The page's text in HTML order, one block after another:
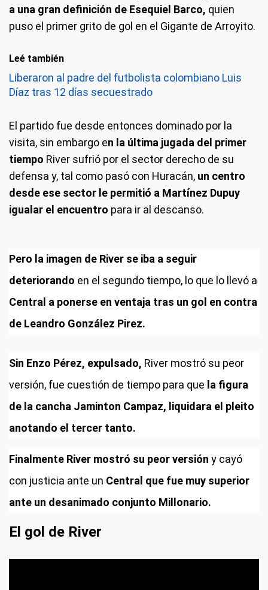
a una gran definición de Esequiel Barco, quien
puso el primer grito de gol en el Gigante de Arroyito.
Leé también
Liberaron al padre del futbolista colombiano Luis
Díaz tras 12 días secuestrado
El partido fue desde entonces dominado por la
visita, sin embargo en la última jugada del primer
tiempo River sufrió por el sector derecho de su
defensa y, tal como pasó con Huracán, un centro
desde ese sector le permitió a Martínez Dupuy
igualar el encuentro para ir al descanso.
Pero la imagen de River se iba a seguir
deteriorando en el segundo tiempo, lo que lo llevó a
Central a ponerse en ventaja tras un gol en contra
de Leandro González Pirez.
Sin Enzo Pérez, expulsado, River mostró su peor
versión, fue cuestión de tiempo para que la figura
de la cancha Jaminton Campaz, liquidara el pleito
anotando el tercer tanto.
Finalmente River mostró su peor versión y cayó
con justicia ante un Central que fue muy superior
ante un desanimado conjunto Millonario.
El gol de River